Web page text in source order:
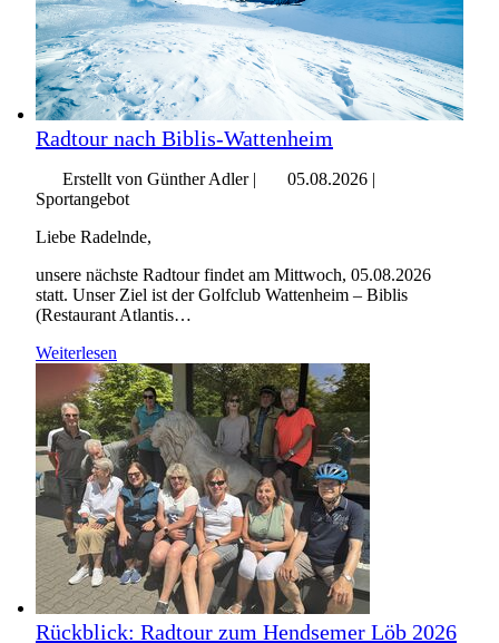
Radtour nach Biblis-Wattenheim
Erstellt von Günther Adler | 05.08.2026 |
Sportangebot
Liebe Radelnde,
unsere nächste Radtour findet am Mittwoch, 05.08.2026
statt. Unser Ziel ist der Golfclub Wattenheim – Biblis
(Restaurant Atlantis…
Weiterlesen
Rückblick: Radtour zum Hendsemer Löb 2026